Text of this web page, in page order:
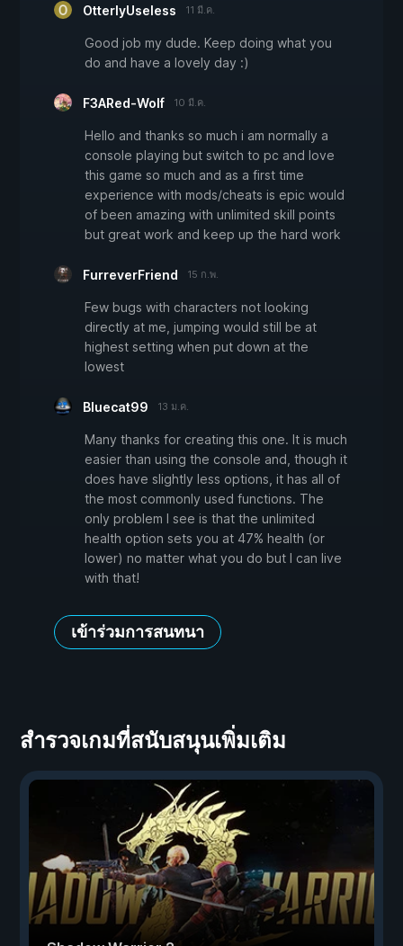
OtterlyUseless 11 มี.ค.
Good job my dude. Keep doing what you
do and have a lovely day :)
F3ARed-Wolf 10 มี.ค.
Hello and thanks so much i am normally a
console playing but switch to pc and love
this game so much and as a first time
experience with mods/cheats is epic would
of been amazing with unlimited skill points
but great work and keep up the hard work
FurreverFriend 15 ก.พ.
Few bugs with characters not looking
directly at me, jumping would still be at
highest setting when put down at the
lowest
Bluecat99 13 ม.ค.
Many thanks for creating this one. It is much
easier than using the console and, though it
does have slightly less options, it has all of
the most commonly used functions. The
only problem I see is that the unlimited
health option sets you at 47% health (or
lower) no matter what you do but I can live
with that!
เข้าร่วมการสนทนา
สำรวจเกมที่สนับสนุนเพิ่มเติม